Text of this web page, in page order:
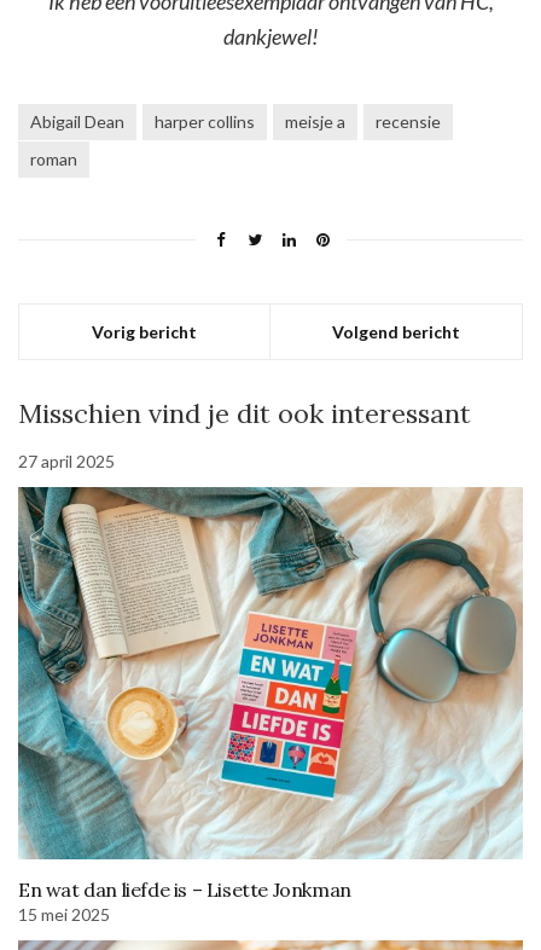
dankjewel!
Abigail Dean harper collins meisje a
recensie
roman
Vorig bericht Volgend bericht
Misschien vind je dit ook interessant
27 april 2025
En wat dan liefde is – Lisette Jonkman
15 mei 2025